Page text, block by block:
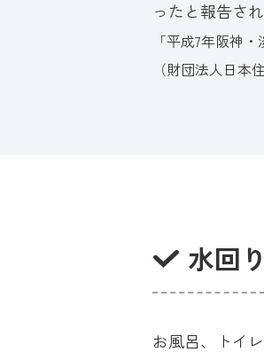
ったと報告さ
「平成7年阪神
（財団法人日本
水回
お風呂、トイ